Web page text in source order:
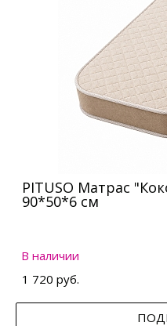
PITUSO Матрас
90*50*6 см
В наличии
1 720 руб.